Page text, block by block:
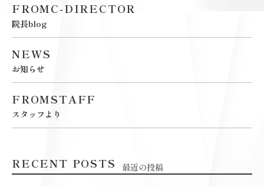
FROMC-DIRECTOR
院長blog
NEWS
お知らせ
FROMSTAFF
スタッフより
RECENT POSTS 最近の投稿